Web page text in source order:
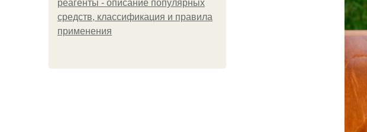
реагенты - описание популярных
средств, классификация и правила
применения